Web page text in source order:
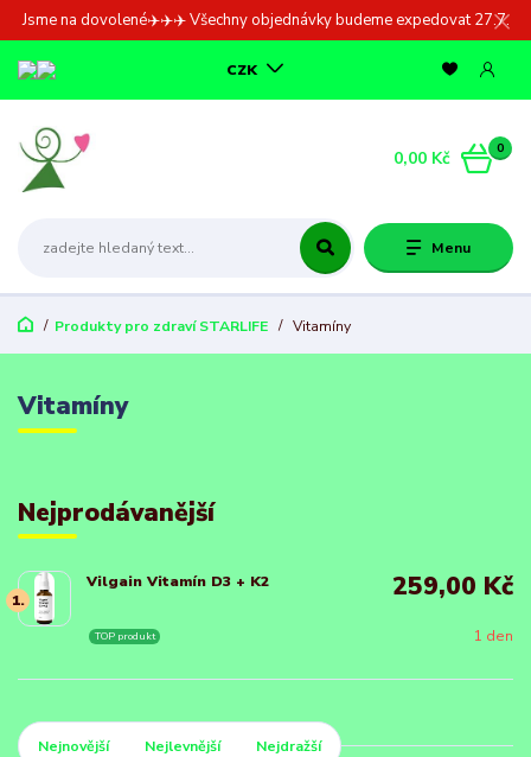
Jsme na dovolené✈️✈️✈️ Všechny objednávky budeme expedovat 27.7.
Menu
CZK
0
0,00 Kč
Produkty pro zdraví STARLIFE Vitamíny
Vitamíny
Nejprodávanější
1.
Vilgain Vitamín D3 + K2
1 den
TOP produkt
259,00 Kč
Nejnovější Nejlevnější Nejdražší